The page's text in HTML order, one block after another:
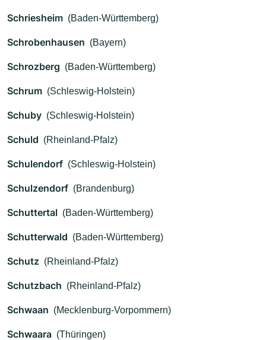
Schriesheim (Baden-Württemberg)
Schrobenhausen (Bayern)
Schrozberg (Baden-Württemberg)
Schrum (Schleswig-Holstein)
Schuby (Schleswig-Holstein)
Schuld (Rheinland-Pfalz)
Schulendorf (Schleswig-Holstein)
Schulzendorf (Brandenburg)
Schuttertal (Baden-Württemberg)
Schutterwald (Baden-Württemberg)
Schutz (Rheinland-Pfalz)
Schutzbach (Rheinland-Pfalz)
Schwaan (Mecklenburg-Vorpommern)
Schwaara (Thüringen)